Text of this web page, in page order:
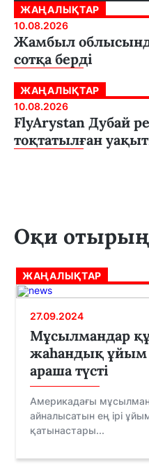
ЖАҢАЛЫҚТАР
10.08.2026
Жамбыл
сотқа берді
ЖАҢАЛЫҚТАР
10.08.2026
FlyArystan Дубай
тоқтатылған
Оқи
ЖАҢАЛЫҚТАР
27.09.2024
Мұсылмандар
жаһандық ұйым
араша түсті
Америкадағы
айналысатын ең ірі
қатынастары...